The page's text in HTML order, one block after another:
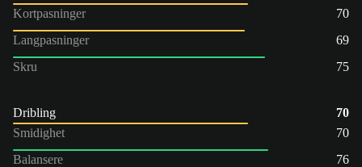
Kortpasninger
70
Langpasninger
69
Skru
75
Dribling
70
Smidighet
70
Balansere
76